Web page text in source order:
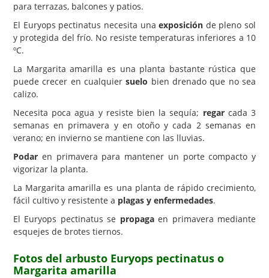
para terrazas, balcones y patios.
El Euryops pectinatus necesita unaexposición de pleno sol
y protegida del frío. No resiste temperaturas inferiores a 10
ºC.
La Margarita amarilla es una planta bastante rústica que
puede crecer en cualquiersuelo bien drenado que no sea
calizo.
Necesita poca agua y resiste bien la sequía; regarcada 3
semanas en primavera y en otoño y cada 2 semanas en
verano; en invierno se mantiene con las lluvias.
Podar en primavera para mantener un porte compacto y
vigorizar la planta.
La Margarita amarilla es una planta de rápido crecimiento,
fácil cultivo y resistente a plagas y enfermedades.
El Euryops pectinatus se propagaen primavera mediante
esquejes de brotes tiernos.
Fotos del arbusto Euryops pectinatus o
Margarita amarilla